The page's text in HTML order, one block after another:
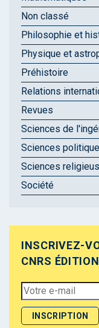
Non classé
Philosophie et
Physique et
Préhistoire
Relations
Revues
Sciences de
Sciences
Sciences
Société
INSCRIVEZ-
CNRS